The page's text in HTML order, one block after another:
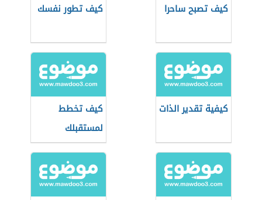
كيف تصبح ساحرا كيف تطور نفسك
كيفية تقدير الذات
كيف تخطط
لمستقبلك